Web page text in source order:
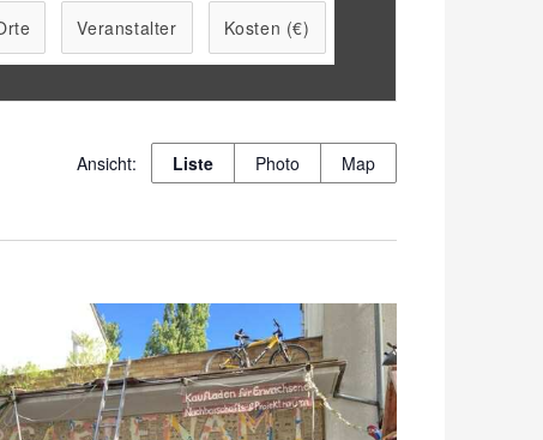
Veranstaltung
Navigation
Liste Photo Map
Veranstalter Kosten (€)